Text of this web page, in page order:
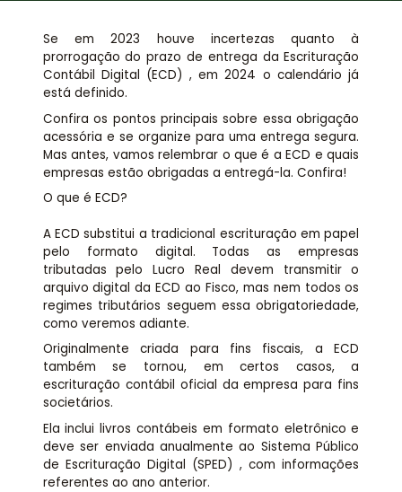
Se em 2023 houve incertezas quanto à
prorrogação do prazo de entrega da Escrituração
Contábil Digital (ECD) , em 2024 o calendário já
está definido.
Confira os pontos principais sobre essa obrigação
acessória e se organize para uma entrega segura.
Mas antes, vamos relembrar o que é a ECD e quais
empresas estão obrigadas a entregá-la. Confira!
O que é ECD?
A ECD substitui a tradicional escrituração em papel
pelo formato digital. Todas as empresas
tributadas pelo Lucro Real devem transmitir o
arquivo digital da ECD ao Fisco, mas nem todos os
regimes tributários seguem essa obrigatoriedade,
como veremos adiante.
Originalmente criada para fins fiscais, a ECD
também se tornou, em certos casos, a
escrituração contábil oficial da empresa para fins
societários.
Ela inclui livros contábeis em formato eletrônico e
deve ser enviada anualmente ao Sistema Público
de Escrituração Digital (SPED) , com informações
referentes ao ano anterior.